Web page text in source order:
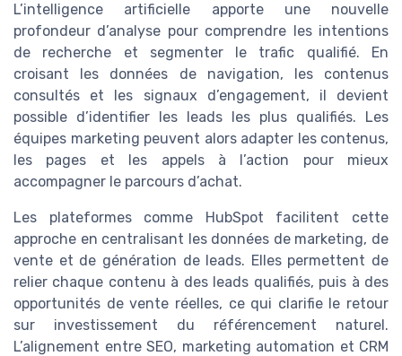
L’intelligence artificielle apporte une nouvelle
profondeur d’analyse pour comprendre les intentions
de recherche et segmenter le trafic qualifié. En
croisant les données de navigation, les contenus
consultés et les signaux d’engagement, il devient
possible d’identifier les leads les plus qualifiés. Les
équipes marketing peuvent alors adapter les contenus,
les pages et les appels à l’action pour mieux
accompagner le parcours d’achat.
Les plateformes comme HubSpot facilitent cette
approche en centralisant les données de marketing, de
vente et de génération de leads. Elles permettent de
relier chaque contenu à des leads qualifiés, puis à des
opportunités de vente réelles, ce qui clarifie le retour
sur investissement du référencement naturel.
L’alignement entre SEO, marketing automation et CRM